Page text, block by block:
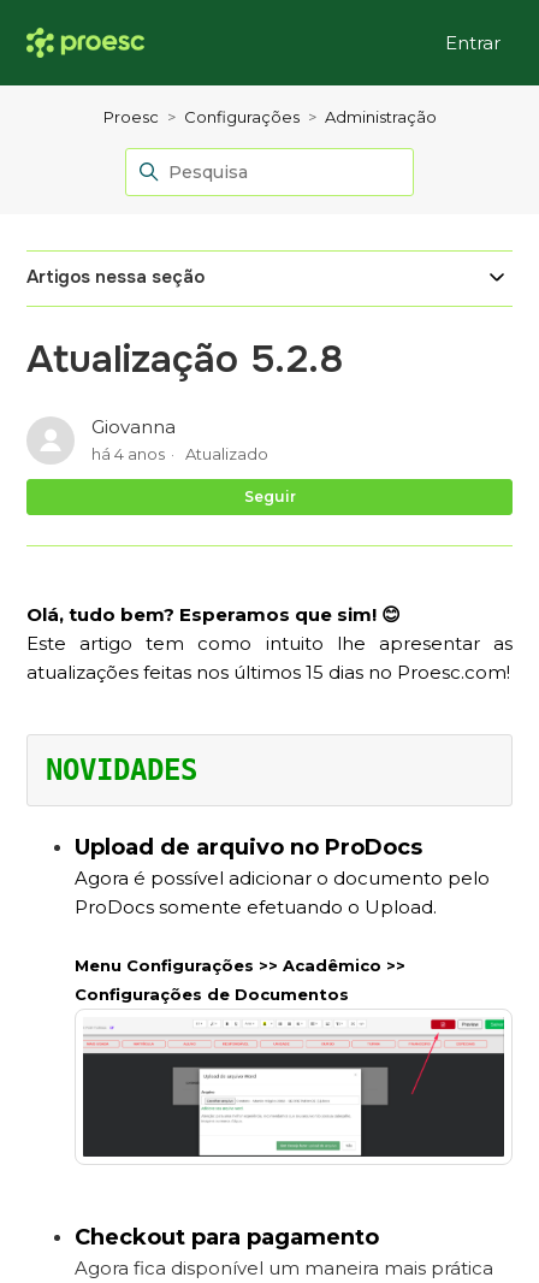
Entrar
Proesc Configurações Administração
Artigos nessa seção
Atualização 5.2.8
Giovanna
há 4 anos Atualizado
Seguir
Olá, tudo bem? Esperamos que sim! 😊
Este artigo tem como intuito lhe apresentar as
atualizações feitas nos últimos 15 dias no Proesc.com!
NOVIDADES
Upload de arquivo no ProDocs
Agora é possível adicionar o documento pelo
ProDocs somente efetuando o Upload.
Menu Configurações >> Acadêmico >>
Configurações de Documentos
Checkout para pagamento
Agora fica disponível um maneira mais prática